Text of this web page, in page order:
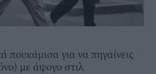
πουκάμισα για να πηγαίνεις
με άψογο στιλ